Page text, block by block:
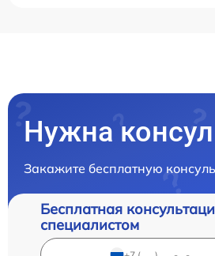
Нужна
Закажите бесплатную
Бесплатная
специалистом